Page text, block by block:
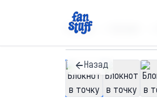
Главная
Назад